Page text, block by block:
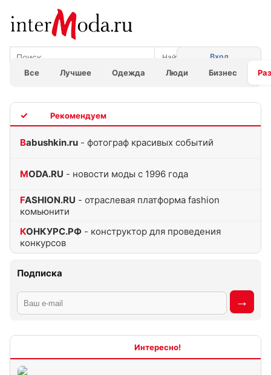
Все Лучшее Одежда Люди Бизнес
Вход
Babushkin.ru - фотограф красивых событий
MODA.RU - новости моды с 1996 года
FASHION.RU - отраслевая платформа fashion
комьюнити
КОНКУРС.РФ - конструктор для проведения
конкурсов
Подписка